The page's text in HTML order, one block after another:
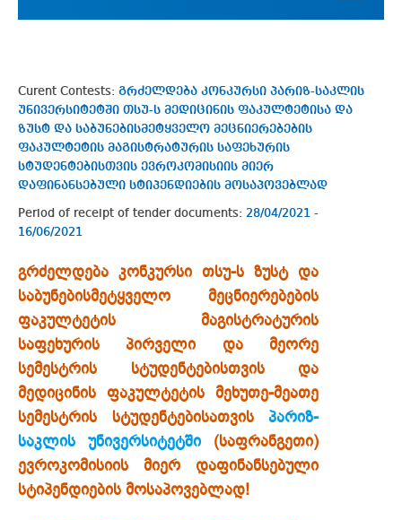
Curent Contests: გრძელდება კონკურსი პარიზ-საკლის
უნივერსიტეტში თსუ-ს მედიცინის ფაკულტეტისა და
ზუსტ და საბუნებისმეტყველო მეცნიერებების
ფაკულტეტის მაგისტრატურის საფეხურის
სტუდენტებისთვის ევროკომისიის მიერ
დაფინანსებული სტიპენდიების მოსაპოვებლად
Period of receipt of tender documents: 28/04/2021 -
16/06/2021
გრძელდება კონკურსი თსუ-ს ზუსტ და
საბუნებისმეტყველო მეცნიერებების
ფაკულტეტის მაგისტრატურის
საფეხურის პირველი და მეორე
სემესტრის სტუდენტებისთვის და
მედიცინის ფაკულტეტის მეხუთე-მეათე
სემესტრის სტუდენტებისათვის პარიზ-
საკლის უნივერსიტეტში (საფრანგეთი)
ევროკომისიის მიერ დაფინანსებული
სტიპენდიების მოსაპოვებლად!